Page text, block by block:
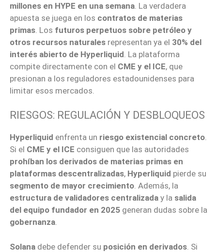
millones en HYPE en una semana . La verdadera
apuesta se juega en los contratos de materias
primas . Los futuros perpetuos sobre petróleo y
otros recursos naturales representan ya el 30% del
interés abierto de Hyperliquid . La plataforma
compite directamente con el CME y el ICE, que
presionan a los reguladores estadounidenses para
limitar esos mercados.
RIESGOS: REGULACIÓN Y DESBLOQUEOS
Hyperliquid enfrenta un riesgo existencial concreto.
Si el CME y el ICE consiguen que las autoridades
prohíban los derivados de materias primas en
plataformas descentralizadas, Hyperliquid pierde su
segmento de mayor crecimiento. Además, la
estructura de validadores centralizada y la salida
del equipo fundador en 2025 generan dudas sobre la
gobernanza.
Solana debe defender su posición en derivados . Si